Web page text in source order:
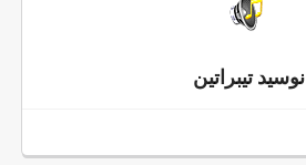
نوسيد تيبراتين